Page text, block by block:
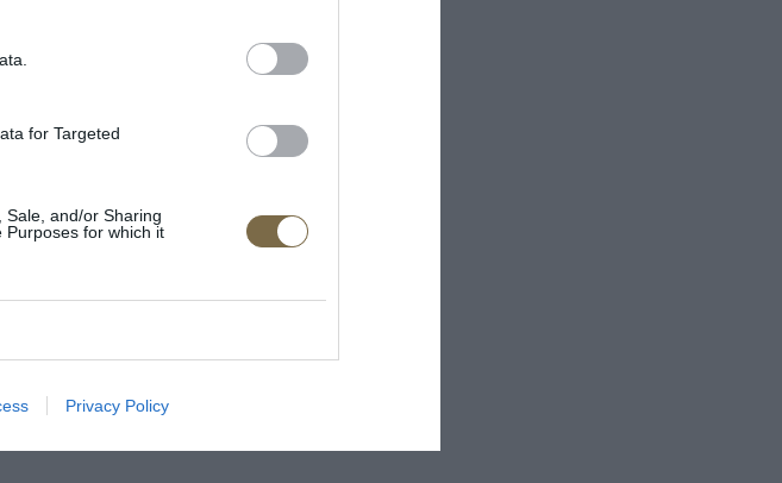
for Targeted
Sale, and/or Sharing
Purposes for which it
Privacy Policy